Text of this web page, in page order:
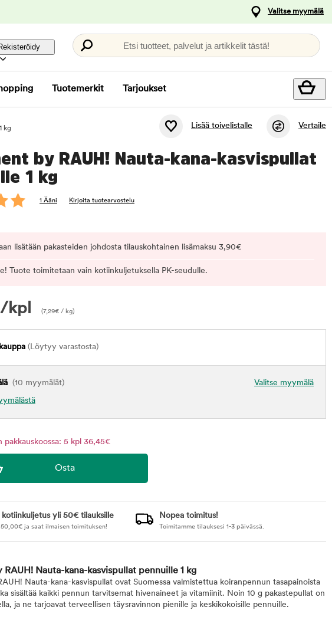
Valitse myymälä
Etsi tuotteet, palvelut ja artikkelit tästä!
Tuotemerkit Tarjoukset
kg Lisää toivelistalle Vertaile
by RAUH! Nauta-kana-kasvispullat
1 kg
1 Ääni Kirjoita tuotearvostelu
lisätään pakasteiden johdosta tilauskohtainen lisämaksu 3,90€
Tuote toimitetaan vain kotiinkuljetuksella PK-seudulle.
/kpl (7,29€ / kg)
(Löytyy varastosta)
Valitse myymälä
(10 myymälät)
pakkauskoossa: 5 kpl 36,45€
kotiinkuljetus yli 50€ tilauksille
50,00€ ja saat ilmaisen toimituksen!
Nopea toimitus!
Toimitamme tilauksesi 1-3 päivässä.
Nauta-kana-kasvispullat pennuille 1 kg
Nauta-kana-kasvispullat ovat Suomessa valmistettua koiranpennun tasapainoista
sisältää kaikki pennun tarvitsemat hivenaineet ja vitamiinit. Noin 10 g pakastepullat on
ja ne tarjoavat terveellisen täysravinnon pienille ja keskikokoisille pennuille.